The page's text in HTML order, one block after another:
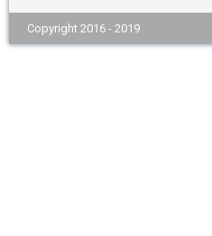
Copyright 2016 - 2019